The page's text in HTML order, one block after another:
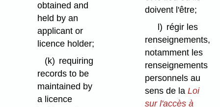
obtained and
held by an
applicant or
licence holder;
(k) requiring
records to be
maintained by
a licence
doivent l'être;
l) régir les
renseignements,
notamment les
renseignements
personnels au
sens de laLoi
sur l'accès à